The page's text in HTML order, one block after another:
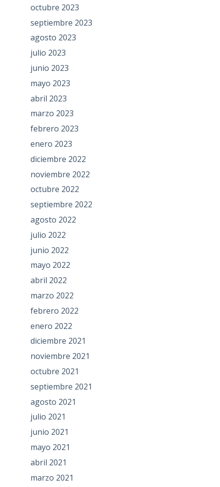
octubre 2023
septiembre 2023
agosto 2023
julio 2023
junio 2023
mayo 2023
abril 2023
marzo 2023
febrero 2023
enero 2023
diciembre 2022
noviembre 2022
octubre 2022
septiembre 2022
agosto 2022
julio 2022
junio 2022
mayo 2022
abril 2022
marzo 2022
febrero 2022
enero 2022
diciembre 2021
noviembre 2021
octubre 2021
septiembre 2021
agosto 2021
julio 2021
junio 2021
mayo 2021
abril 2021
marzo 2021